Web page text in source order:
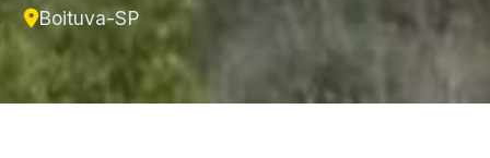
Boituva-SP